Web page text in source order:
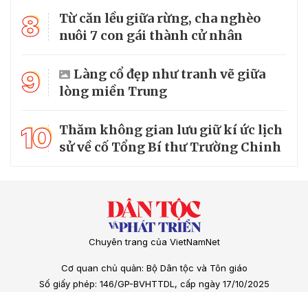
8
Từ căn lều giữa rừng, cha nghèo
nuôi 7 con gái thành cử nhân
9
Làng cổ đẹp như tranh vẽ giữa
lòng miền Trung
10 Thăm không gian lưu giữ kí ức lịch
sử về cố Tổng Bí thư Trường Chinh
Chuyên trang của VietNamNet
Cơ quan chủ quản: Bộ Dân tộc và Tôn giáo
Số giấy phép: 146/GP-BVHTTDL, cấp ngày 17/10/2025